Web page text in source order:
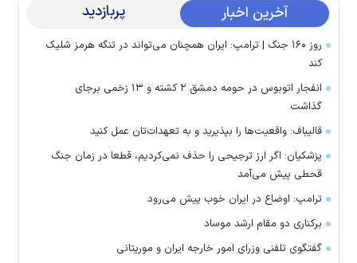
آخرین اخبار پربازدید
روز ۱۶۰ جنگ | ترامپ: ایران همچنان می‌تواند در تنگه هرمز شلیک
کند
انفجار اتوبوس در حومه دمشق ۲ کشته و ۱۳ زخمی برجای
گذاشت
قالیباف: واقعیت‌ها را بپذیرید و به تعهدات‌تان عمل کنید
پزشکیان: اگر ارز ترجیحی را حذف نمی‌کردیم، قطعا در زمان جنگ
قحطی پیش می‌آمد
ترامپ: اوضاع در ایران خوب پیش می‌رود
برکناری دو مقام ارشد موساد
گفتگوی تلفنی وزرای امور خارجه ایران و موریتانی